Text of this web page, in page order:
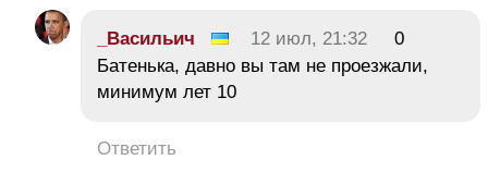
_Васильич 12 июл, 21:32
0
Батенька, давно вы там не проезжали,
минимум лет 10
Ответить